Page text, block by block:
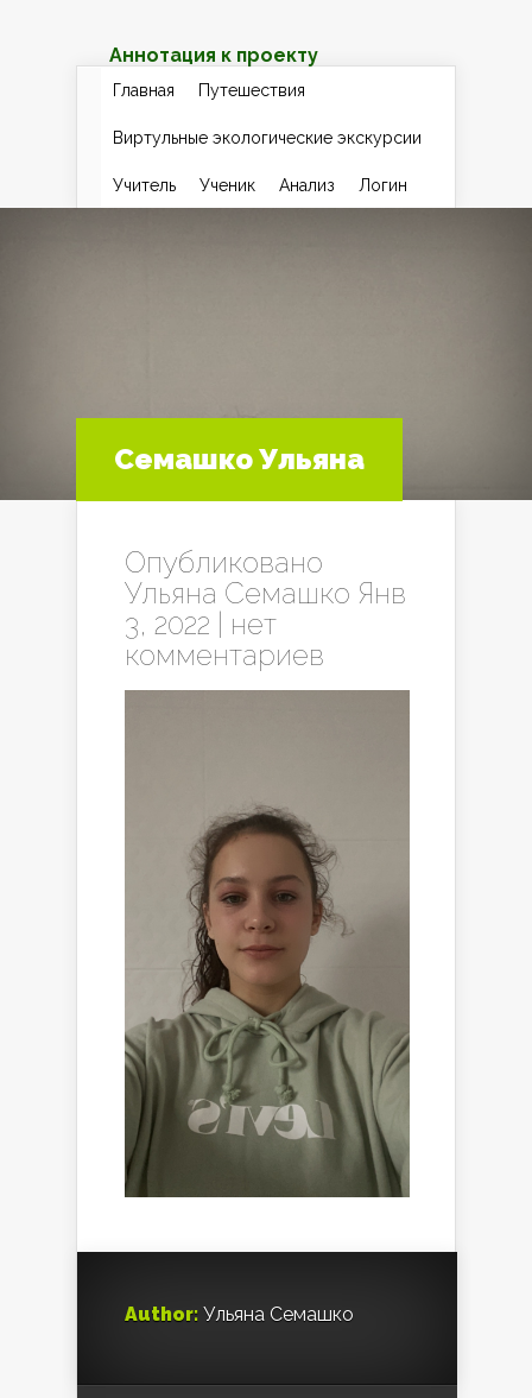
Аннотация к проекту
Главная Путешествия
Виртульные экологические экскурсии
Учитель Ученик Анализ Логин
Семашко Ульяна
Опубликовано
Ульяна Семашко Янв
3, 2022 | нет
комментариев
Author: Ульяна Семашко